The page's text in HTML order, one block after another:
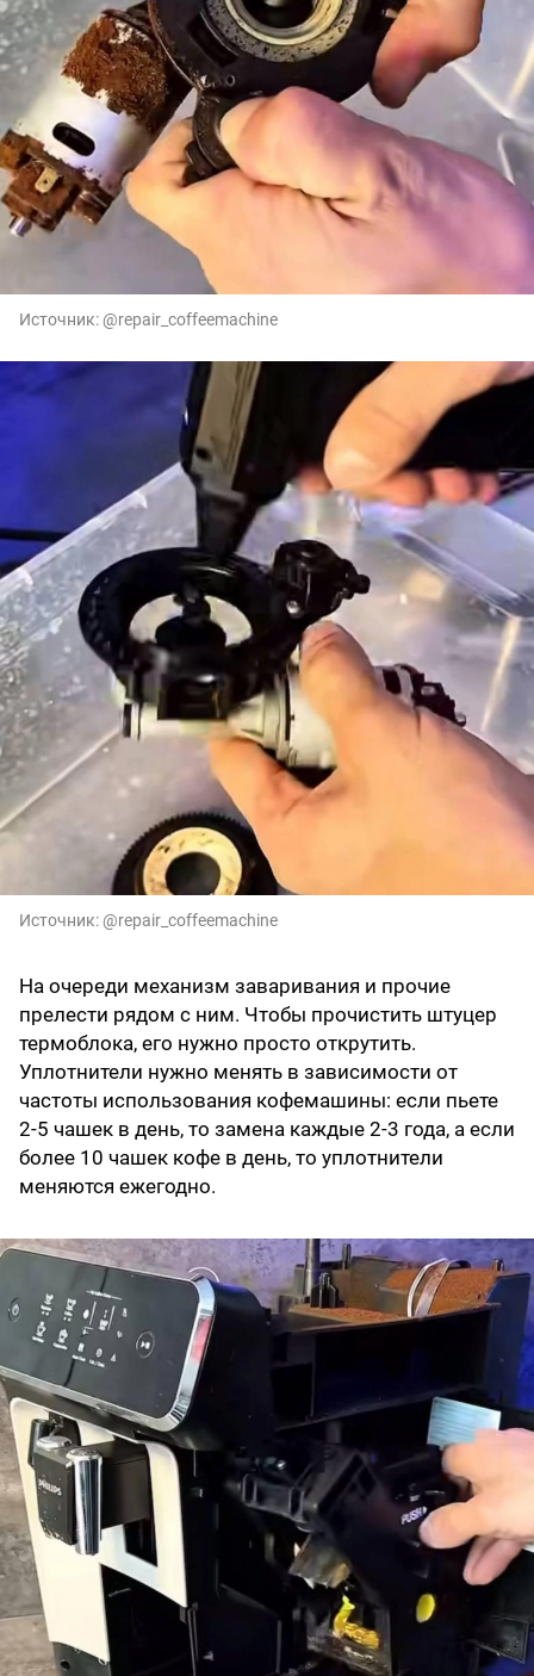
Источник: @repair_coffeemachine
Источник: @repair_coffeemachine
На очереди механизм заваривания и прочие
прелести рядом с ним. Чтобы прочистить штуцер
термоблока, его нужно просто открутить.
Уплотнители нужно менять в зависимости от
частоты использования кофемашины: если пьете
2-5 чашек в день, то замена каждые 2-3 года, а если
более 10 чашек кофе в день, то уплотнители
меняются ежегодно.